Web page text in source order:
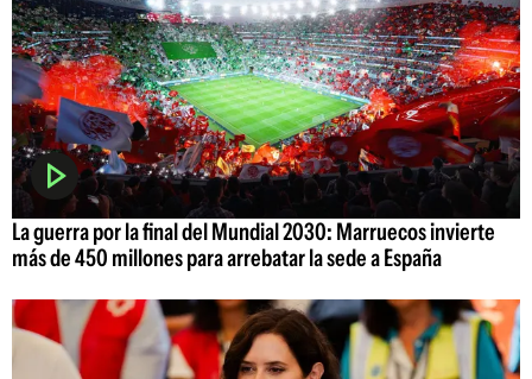
La guerra por la final del Mundial 2030: Marruecos invierte
más de 450 millones para arrebatar la sede a España